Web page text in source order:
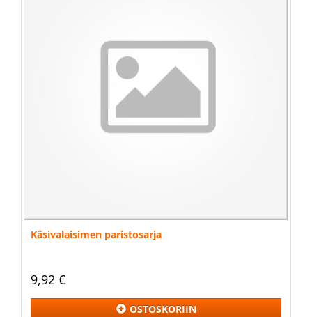
Käsivalaisimen paristosarja
9,92 €
OSTOSKORIIN